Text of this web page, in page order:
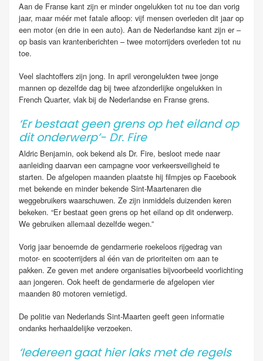
Aan de Franse kant zijn er minder ongelukken tot nu toe dan vorig
jaar, maar méér met fatale afloop: vijf mensen overleden dit jaar op
een motor (en drie in een auto). Aan de Nederlandse kant zijn er –
op basis van krantenberichten – twee motorrijders overleden tot nu
toe.
Veel slachtoffers zijn jong. In april verongelukten twee jonge
mannen op dezelfde dag bij twee afzonderlijke ongelukken in
French Quarter, vlak bij de Nederlandse en Franse grens.
‘Er bestaat geen grens op het eiland op
dit onderwerp’- Dr. Fire
Aldric Benjamin, ook bekend als Dr. Fire, besloot mede naar
aanleiding daarvan een campagne voor verkeersveiligheid te
starten. De afgelopen maanden plaatste hij filmpjes op Facebook
met bekende en minder bekende Sint-Maartenaren die
weggebruikers waarschuwen. Ze zijn inmiddels duizenden keren
bekeken. “Er bestaat geen grens op het eiland op dit onderwerp.
We gebruiken allemaal dezelfde wegen.”
Vorig jaar benoemde de gendarmerie roekeloos rijgedrag van
motor- en scooterrijders al één van de prioriteiten om aan te
pakken. Ze geven met andere organisaties bijvoorbeeld voorlichting
aan jongeren. Ook heeft de gendarmerie de afgelopen vier
maanden 80 motoren vernietigd.
De politie van Nederlands Sint-Maarten geeft geen informatie
ondanks herhaaldelijke verzoeken.
‘Iedereen gaat hier laks met de regels